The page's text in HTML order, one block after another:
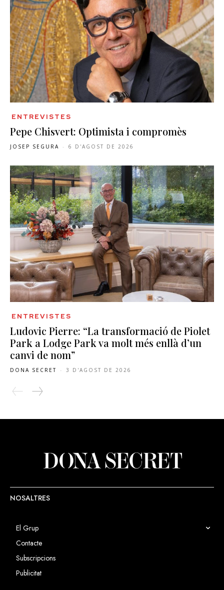
ENTREVISTES
Pepe Chisvert: Optimista i compromès
JOSEP SEGURA - 6 D'AGOST DE 2026
ENTREVISTES
Ludovic Pierre: “La transformació de Piolet
Park a Lodge Park va molt més enllà d’un
canvi de nom”
DONA SECRET - 3 D'AGOST DE 2026
NOSALTRES
El Grup
Contacte
Subscripcions
Publicitat